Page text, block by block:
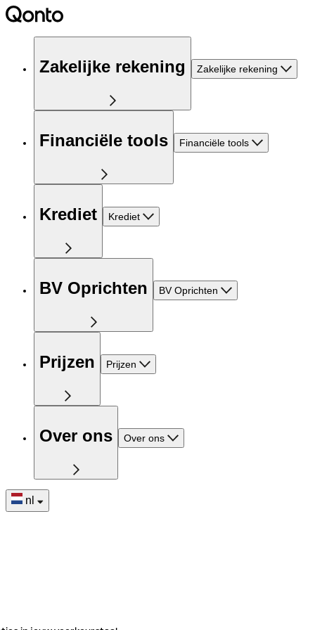
Zakelijke rekening Zakelijke rekening
Financiële tools Financiële tools
Krediet Krediet
BV Oprichten BV Oprichten
Prijzen Prijzen
Over ons Over ons
nl